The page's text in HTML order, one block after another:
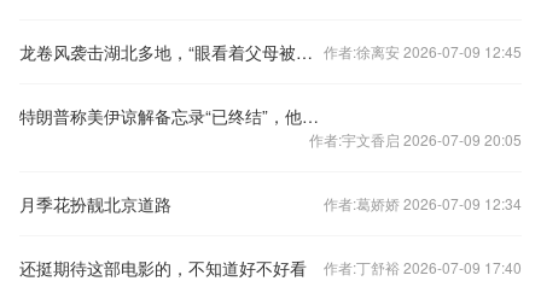
龙卷风袭击湖北多地，“眼看着父母被卷到百米高空” 作者:徐离安 2026-07-09 12:45
特朗普称美伊谅解备忘录“已终结”，他“不想和伊朗人打交道”
作者:宇文香启 2026-07-09 20:05
月季花扮靓北京道路 作者:葛娇娇 2026-07-09 12:34
还挺期待这部电影的，不知道好不好看 作者:丁舒裕 2026-07-09 17:40